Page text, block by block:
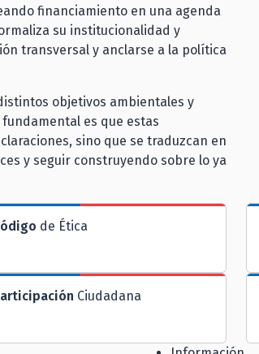
financiamiento en una agenda
su institucionalidad y
transversal y anclarse a la política
objetivos ambientales y
es que estas
sino que se traduzcan en
y seguir construyendo sobre lo ya
de Ética
Ciudadana